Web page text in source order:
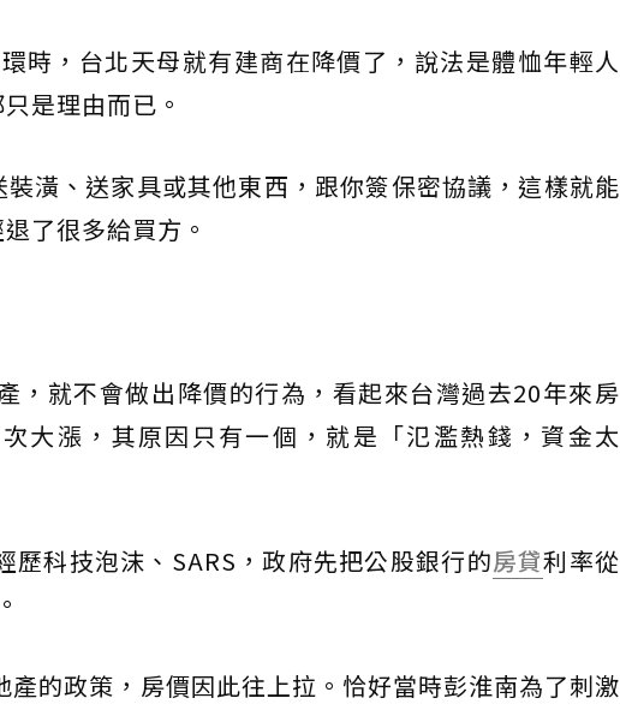
時，台北天母就有建商在降價了，說法是體恤年輕人
是理由而已。
潢、送家具或其他東西，跟你簽保密協議，這樣就能
了很多給買方。
，就不會做出降價的行為，看起來台灣過去20年來房
大漲，其原因只有一個，就是「氾濫熱錢，資金太
科技泡沫、SARS，政府先把公股銀行的房貸利率從
的政策，房價因此往上拉。恰好當時彭淮南為了刺激